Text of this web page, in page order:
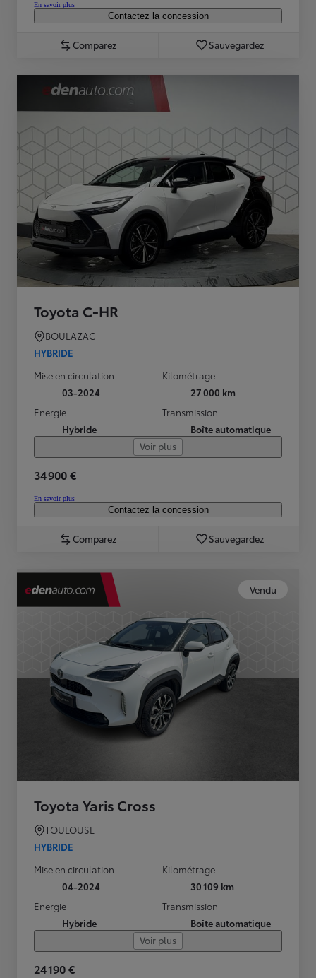
En savoir plus
Contactez la concession
Comparez Sauvegardez
Toyota C-HR
BOULAZAC
HYBRIDE
Mise en circulation
03-2024
Kilométrage
27 000 km
Energie
Hybride
Transmission
Boîte automatique
Voir plus
34 900 €
En savoir plus
Contactez la concession
Comparez Sauvegardez
Vendu
Toyota Yaris Cross
TOULOUSE
HYBRIDE
Mise en circulation
04-2024
Kilométrage
30 109 km
Energie
Hybride
Transmission
Boîte automatique
Voir plus
24 190 €